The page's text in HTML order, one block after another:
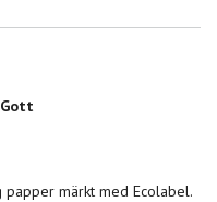
märkt med Ecolabel.